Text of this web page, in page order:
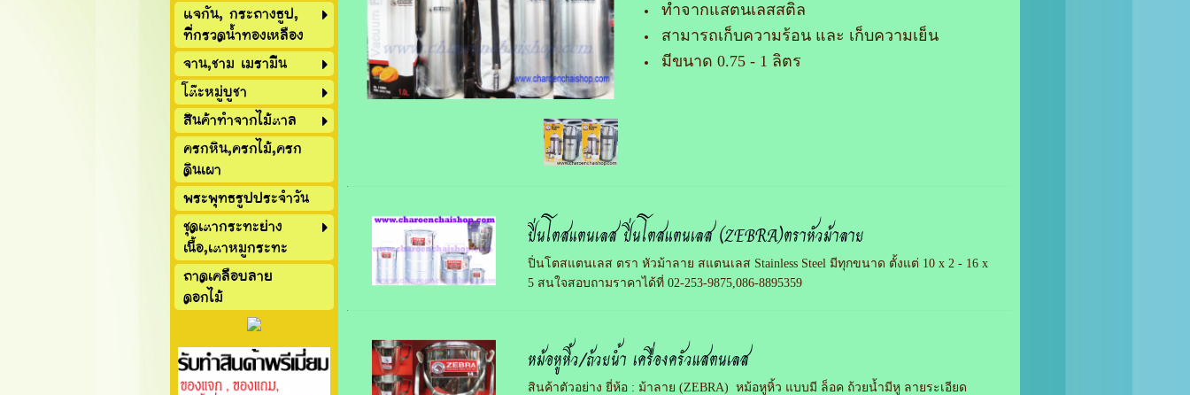
แจกัน, กระถางธูป,
ที่กรวดน้ำทองเหลือง
จาน,ชาม เมรามีน
โต๊ะหมู่บูชา
สินค้าทำจากไม้ตาล
ครกหิน,ครกไม้,ครก
ดินเผา
พระพุทธรูปประจำวัน
ชุดเตากระทะย่าง
เนื้อ,เตาหมูกระทะ
ถาดเคลือบลาย
ดอกไม้
ทำจากแสตนเลสสติล
สามารถเก็บความร้อน และ เก็บความเย็น
มีขนาด 0.75 - 1 ลิตร
ปิ่นโตสแตนเลส ปิ่นโตสแตนเลส (ZEBRA)ตราหัวม้าลาย
ปิ่นโตสแตนเลส ตรา หัวม้าลาย สแตนเลส Stainless Steel มีทุกขนาด ตั้งแต่ 10 x 2 - 16 x
5 สนใจสอบถามราคาได้ที่ 02-253-9875,086-8895359
หม้อหูหิ้ว/ถ้วยน้ำ เครื่องครัวแสตนเลส
สินค้าตัวอย่าง ยี่ห้อ : ม้าลาย (ZEBRA) หม้อหูหิ้ว แบบมี ล็อค ถ้วยน้ำมีหู ลายระเอียด